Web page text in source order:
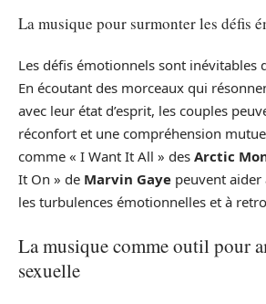
La musique pour surmonter les défis
Les défis émotionnels sont inévitables
En écoutant des morceaux qui
avec leur état d’esprit, les couples
réconfort et une compréhension
comme « I Want It All » des Arctic
It On » de Marvin Gaye peuvent
les turbulences émotionnelles et à
La musique comme outil pour
sexuelle